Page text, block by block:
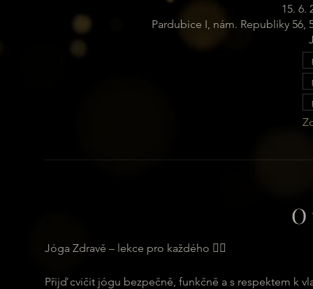
15. 6.
Pardubice I, nám. Republiky 56,
Jóga Zdravě – lekce pro každého 🧘‍♂️
Přijď cvičit jógu bezpečně, funkčně a s respektem k